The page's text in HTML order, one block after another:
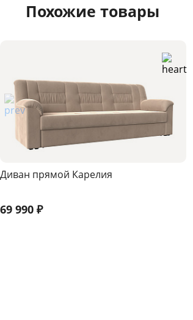
Похожие товары
Диван прямой Карелия
69 990 ₽